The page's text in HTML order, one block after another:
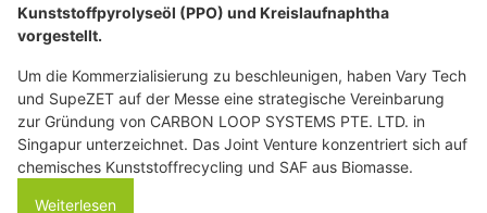
Kunststoffpyrolyseöl (PPO) und Kreislaufnaphtha
vorgestellt.
Um die Kommerzialisierung zu beschleunigen, haben Vary Tech
und SupeZET auf der Messe eine strategische Vereinbarung
zur Gründung von CARBON LOOP SYSTEMS PTE. LTD. in
Singapur unterzeichnet. Das Joint Venture konzentriert sich auf
chemisches Kunststoffrecycling und SAF aus Biomasse.
Weiterlesen